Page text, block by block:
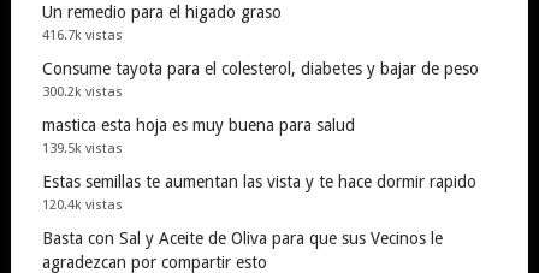
Un remedio para el higado graso
416.7k vistas
Consume tayota para el colesterol, diabetes y bajar de peso
300.2k vistas
mastica esta hoja es muy buena para salud
139.5k vistas
Estas semillas te aumentan las vista y te hace dormir rapido
120.4k vistas
Basta con Sal y Aceite de Oliva para que sus Vecinos le
agradezcan por compartir esto